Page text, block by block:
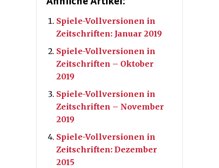
Spiele-Vollversionen in
Zeitschriften: Januar 2019
Spiele-Vollversionen in
Zeitschriften – Oktober
2019
Spiele-Vollversionen in
Zeitschriften – November
2019
Spiele-Vollversionen in
Zeitschriften: Dezember
2015